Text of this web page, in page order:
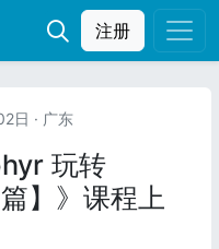
注册
日 · 广东
玩转
】》课程上